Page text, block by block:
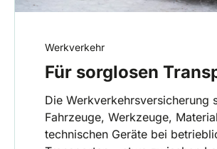
Werkverkehr
Für sorglosen
Die Werkverkehrsversicherung
Fahrzeuge, Werkzeuge,
technischen Geräte bei